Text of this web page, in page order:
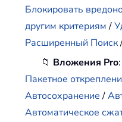
Блокировать
другим критериям/
Расширенный Поиск
📁 Вложения Pro:
Пакетное
Автосохранение/
Автоматическое